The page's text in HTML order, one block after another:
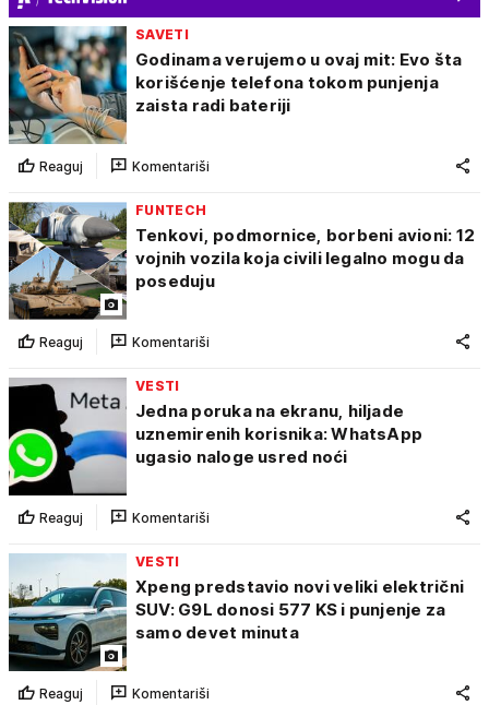
SAVETI
Godinama verujemo u ovaj mit: Evo šta
korišćenje telefona tokom punjenja
zaista radi bateriji
Reaguj Komentariši
FUNTECH
Tenkovi, podmornice, borbeni avioni: 12
vojnih vozila koja civili legalno mogu da
poseduju
Reaguj Komentariši
VESTI
Jedna poruka na ekranu, hiljade
uznemirenih korisnika: WhatsApp
ugasio naloge usred noći
Reaguj Komentariši
VESTI
Xpeng predstavio novi veliki električni
SUV: G9L donosi 577 KS i punjenje za
samo devet minuta
Reaguj Komentariši